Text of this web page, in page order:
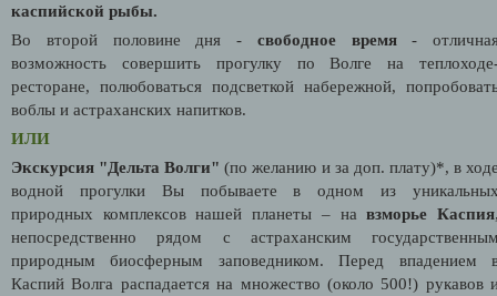
каспийской рыбы.
Во второй половине дня - свободное время-
возможность совершить прогулку по Волге на
ресторане, полюбоваться подсветкой набережной,
воблы и астраханских напитков.
ИЛИ
Экскурсия "Дельта Волги"(по желанию и за доп. плату)*, в
водной прогулки Вы побываете в одном из
природных комплексов нашей планеты – навзморье Каспия
непосредственно рядом с астраханским
природным биосферным заповедником. Перед впадением
Каспий Волга распадается на множество (около 500!) рукавов